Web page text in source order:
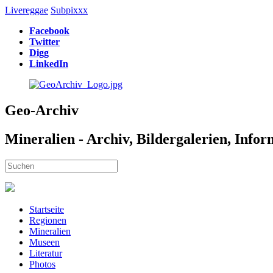
Livereggae Subpixxx
Facebook
Twitter
Digg
LinkedIn
Geo-Archiv
Mineralien - Archiv, Bildergalerien,
Startseite
Regionen
Mineralien
Museen
Literatur
Photos